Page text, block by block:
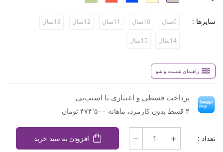
سایزها : 9سال 10سال 11سال 12سال 13سال
14سال 15سال
راهنمای شست و شو
پرداخت قسطی و اعتباری با اسنپ‌پی
۴ قسط بدون کارمزد، ماهانه ۴۷۴٬۵۰۰ تومان
تعداد : افزودن به سبد خرید